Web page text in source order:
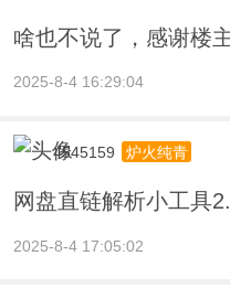
啥也不说了，感谢楼
2025-8-4 16:29:04
4545159 炉火纯青
网盘直链解析小工具
2025-8-4 17:05:02